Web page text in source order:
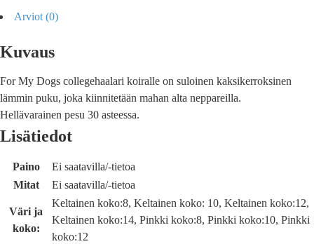
Arviot (0)
Kuvaus
For My Dogs collegehaalari koiralle on suloinen kaksikerroksinen
lämmin puku, joka kiinnitetään mahan alta neppareilla.
Hellävarainen pesu 30 asteessa.
Lisätiedot
Paino
Ei saatavilla/-tietoa
Mitat
Ei saatavilla/-tietoa
Väri ja
koko:
Keltainen koko:8, Keltainen koko: 10, Keltainen koko:12,
Keltainen koko:14, Pinkki koko:8, Pinkki koko:10, Pinkki
koko:12